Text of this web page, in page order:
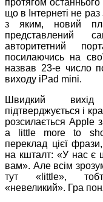
що в Інтернеті не раз
з яким, новий
авторитетний
посилаючись на
назвав 23-е число
виходу iPad mini.
Швидкий вихід
підтверджується і
розсилається Apple
a little more to
переклад цієї
на кшталт: «У нас є
вам». Але всім
тут «little»,
«невеликий». Гра